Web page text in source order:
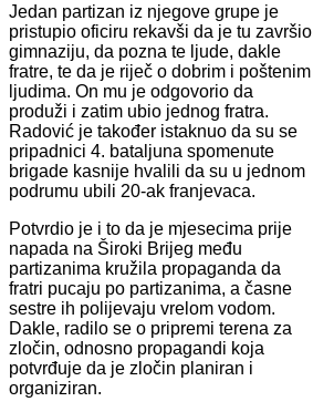
Jedan partizan iz njegove grupe je
pristupio oficiru rekavši da je tu završio
gimnaziju, da pozna te ljude, dakle
fratre, te da je riječ o dobrim i poštenim
ljudima. On mu je odgovorio da
produži i zatim ubio jednog fratra.
Radović je također istaknuo da su se
pripadnici 4. bataljuna spomenute
brigade kasnije hvalili da su u jednom
podrumu ubili 20-ak franjevaca.
Potvrdio je i to da je mjesecima prije
napada na Široki Brijeg među
partizanima kružila propaganda da
fratri pucaju po partizanima, a časne
sestre ih polijevaju vrelom vodom.
Dakle, radilo se o pripremi terena za
zločin, odnosno propagandi koja
potvrđuje da je zločin planiran i
organiziran.